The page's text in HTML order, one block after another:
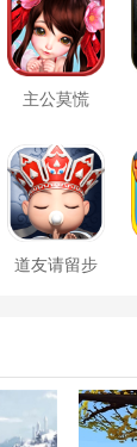
主公莫慌
道友请留步